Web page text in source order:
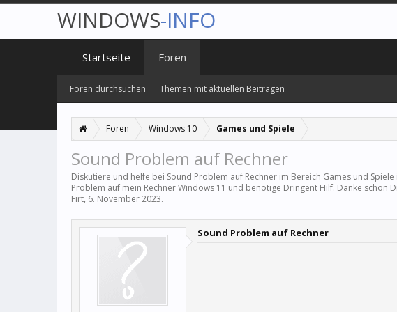
Foren Windows 10 Games und Spiele
Sound Problem auf Rechner
Diskutiere und helfe bei Sound Problem auf Rechner im Bereich Games und Spiele
Problem auf mein Rechner Windows 11 und benötige Dringent Hilf. Danke schön
Firt, 6. November 2023.
Sound Problem auf Rechner
WINDOWS-INFO
Startseite Foren
Foren durchsuchen Themen mit aktuellen Beiträgen